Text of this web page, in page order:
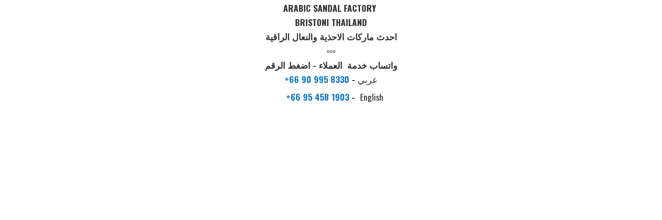
ARABIC SANDAL FACTORY
BRISTONI THAILAND
احدث ماركات الاحذية والنعال الراقية
▫️▫️▫️
واتساب خدمة العملاء - اضغط الرقم
+66 90 995 8330 - عربي
+66 95 458 1903 - English